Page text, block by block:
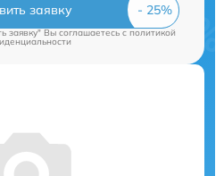
заявку
заявку" Вы соглашаетесь cполитикой